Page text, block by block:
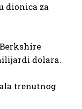
dionica za
dolara.
trenutnog